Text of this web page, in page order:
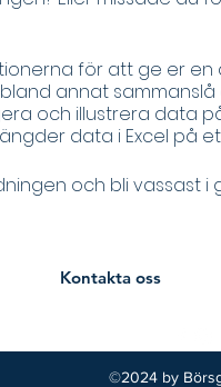
för att ge er
annat sammanslå
och illustrera data
data i Excel på
och bli vassast
Kontakta oss
©2024 by